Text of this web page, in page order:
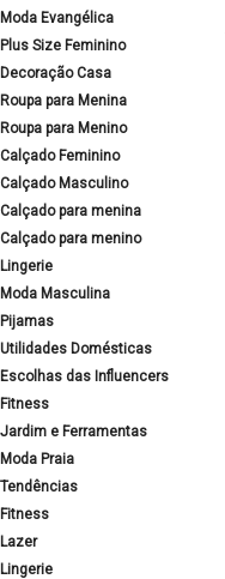
Moda Evangélica
Plus Size Feminino
Decoração Casa
Roupa para Menina
Roupa para Menino
Calçado Feminino
Calçado Masculino
Calçado para menina
Calçado para menino
Lingerie
Moda Masculina
Pijamas
Utilidades Domésticas
Escolhas das Influencers
Fitness
Jardim e Ferramentas
Moda Praia
Tendências
Fitness
Lazer
Lingerie